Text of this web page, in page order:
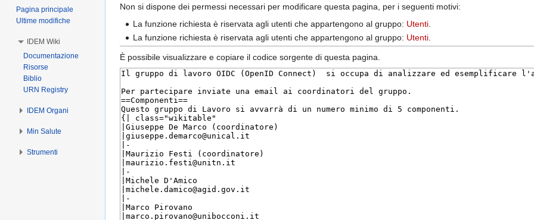
Vai
Vai
Non si dispone dei permessi necessari per modificare questa pagina, per i seguenti motivi:
La funzione richiesta è riservata agli utenti che appartengono al gruppo: Utenti
La funzione richiesta è riservata agli utenti che appartengono al gruppo: Utenti
È possibile visualizzare e copiare il codice sorgente di questa pagina.
Pagina principale
Ultime modifiche
IDEM Wiki
Documentazione
Risorse
Biblio
URN Registry
IDEM Organi
Min Salute
Strumenti